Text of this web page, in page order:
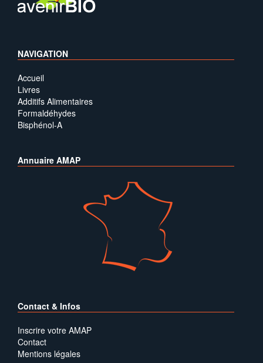
NAVIGATION
Accueil
Livres
Additifs Alimentaires
Formaldéhydes
Bisphénol-A
Annuaire AMAP
Contact & Infos
Inscrire votre AMAP
Contact
Mentions légales